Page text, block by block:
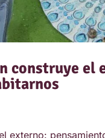
construye el
externo: